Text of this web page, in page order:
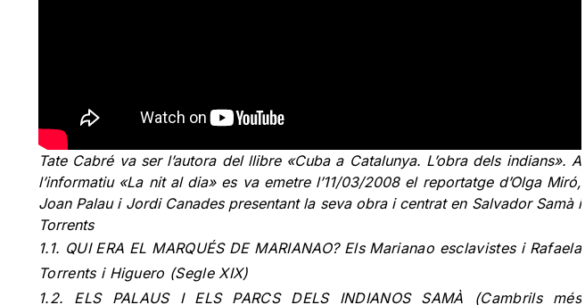
Tate Cabré va ser l’autora del llibre «Cuba a Catalunya. L’obra dels indians». A
l’informatiu «La nit al dia» es va emetre l’11/03/2008 el reportatge d’Olga Miró,
Joan Palau i Jordi Canades presentant la seva obra i centrat en Salvador Samà i
Torrents
1.1. QUI ERA EL MARQUÉS DE MARIANAO? Els Marianao esclavistes i Rafaela
Torrents i Higuero (Segle XIX)
1.2. ELS PALAUS I ELS PARCS DELS INDIANOS SAMÀ (Cambrils més